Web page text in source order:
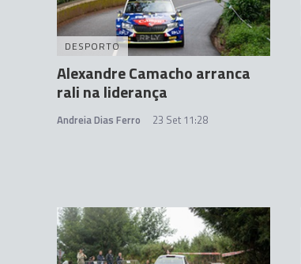
DESPORTO
Alexandre Camacho arranca
rali na liderança
Andreia Dias Ferro 23 Set 11:28